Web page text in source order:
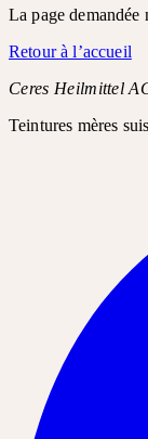
La page demandée
Retour à l’accueil
Ceres Heilmittel
Teintures mères